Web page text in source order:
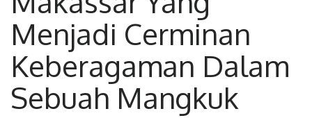
Menjadi Cerminan
Keberagaman Dalam
Sebuah Mangkuk